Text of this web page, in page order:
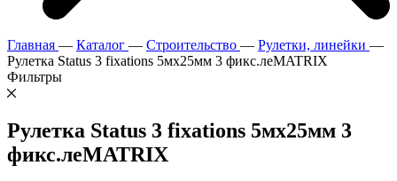
Главная — Каталог — Строительство — Рулетки, линейки —
Рулетка Status 3 fixations 5мх25мм 3 фикс.леMATRIX
Фильтры
Рулетка Status 3 fixations 5мх25мм 3
фикс.леMATRIX